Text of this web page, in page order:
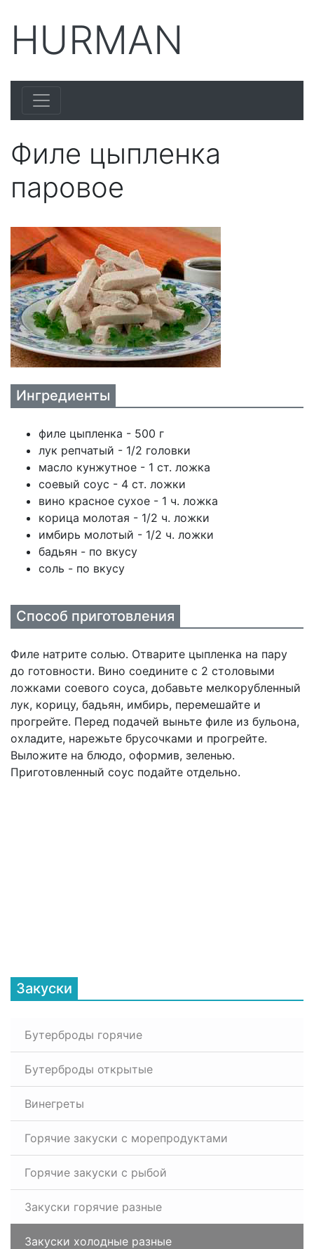
HURMAN
Филе цыпленка
паровое
Ингредиенты
филе цыпленка - 500 г
лук репчатый - 1/2 головки
масло кунжутное - 1 ст. ложка
соевый соус - 4 ст. ложки
вино красное сухое - 1 ч. ложка
корица молотая - 1/2 ч. ложки
имбирь молотый - 1/2 ч. ложки
бадьян - по вкусу
соль - по вкусу
Способ приготовления
Филе натрите солью. Отварите цыпленка на пару
до готовности. Вино соедините с 2 столовыми
ложками соевого соуса, добавьте мелкорубленный
лук, корицу, бадьян, имбирь, перемешайте и
прогрейте. Перед подачей выньте филе из бульона,
охладите, нарежьте брусочками и прогрейте.
Выложите на блюдо, оформив, зеленью.
Приготовленный соус подайте отдельно.
Закуски
Бутерброды горячие
Бутерброды открытые
Винегреты
Горячие закуски с морепродуктами
Горячие закуски с рыбой
Закуски горячие разные
Закуски холодные разные